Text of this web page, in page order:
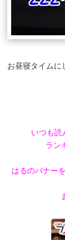
お昼寝タイムに
いつも読
ラン
はるのバナー